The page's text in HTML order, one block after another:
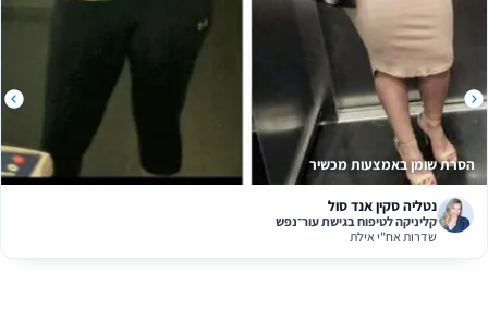
שומן באמצעות מכשיר
נטליה סקין אנד סול
קליניקה לטיפוח בגישת עור־נפש
שדרות אח"י אילת